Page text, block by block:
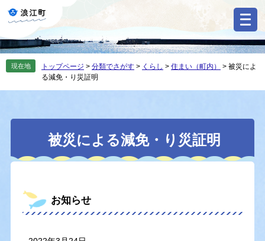
の
先
す
ー
を
し
現在地 トップページ > 分類でさがす > くらし > 住まい（町内） > 被災によ
る減免・り災証明
本
被災による減免・り災証明
お知らせ